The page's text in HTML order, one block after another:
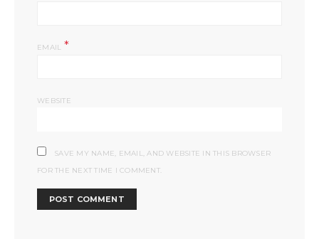
EMAIL *
WEBSITE
SAVE MY NAME, EMAIL, AND WEBSITE IN THIS BROWSER
FOR THE NEXT TIME I COMMENT.